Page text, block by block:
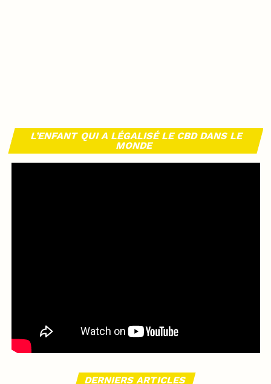
L’ENFANT QUI A LÉGALISÉ LE CBD DANS LE
MONDE
DERNIERS ARTICLES